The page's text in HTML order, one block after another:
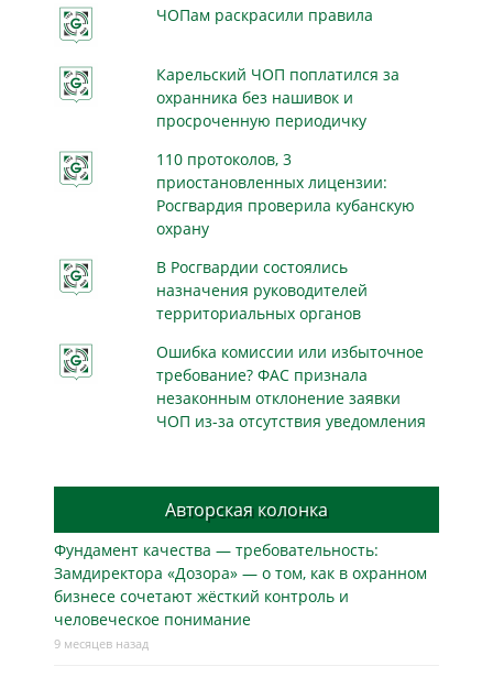
ЧОПам раскрасили правила
Карельский ЧОП поплатился за
охранника без нашивок и
просроченную периодичку
110 протоколов, 3
приостановленных лицензии:
Росгвардия проверила кубанскую
охрану
В Росгвардии состоялись
назначения руководителей
территориальных органов
Ошибка комиссии или избыточное
требование? ФАС признала
незаконным отклонение заявки
ЧОП из-за отсутствия уведомления
Авторская колонка
Фундамент качества — требовательность:
Замдиректора «Дозора» — о том, как в охранном
бизнесe сочетают жёсткий контроль и
человеческое понимание
9 месяцев назад